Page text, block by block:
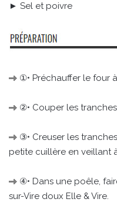
► Sel et poivre
①• Préchauffer le four à
②• Couper les
③• Creuser les
petite cuillère en veillant
④• Dans une poêle,
sur-Vire doux Elle & Vire.